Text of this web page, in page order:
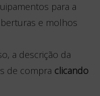
para a
e molhos
a descrição da
de compra clicando